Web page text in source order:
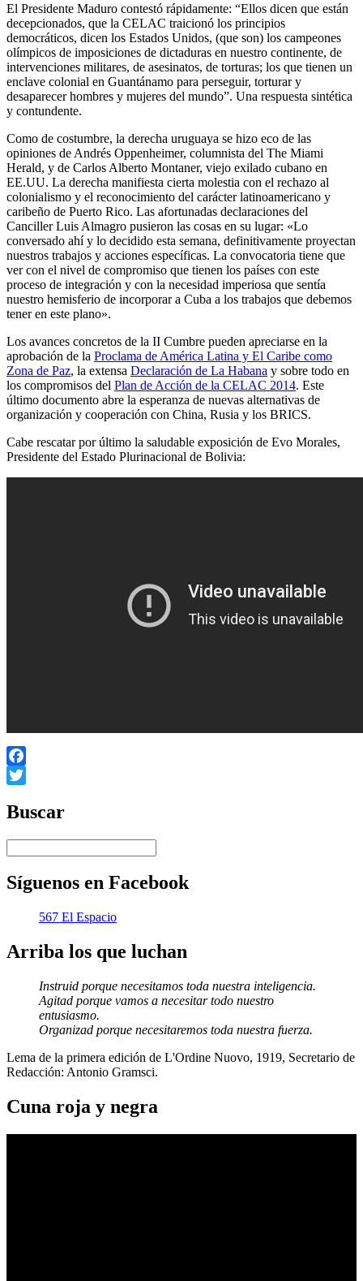
El Presidente Maduro contestó rápidamente: “Ellos dicen que están
decepcionados, que la CELAC traicionó los principios
democráticos, dicen los Estados Unidos, (que son) los campeones
olímpicos de imposiciones de dictaduras en nuestro continente, de
intervenciones militares, de asesinatos, de torturas; los que tienen un
enclave colonial en Guantánamo para perseguir, torturar y
desaparecer hombres y mujeres del mundo”. Una respuesta sintética
y contundente.
Como de costumbre, la derecha uruguaya se hizo eco de las
opiniones de Andrés Oppenheimer, columnista del The Miami
Herald, y de Carlos Alberto Montaner, viejo exilado cubano en
EE.UU. La derecha manifiesta cierta molestia con el rechazo al
colonialismo y el reconocimiento del carácter latinoamericano y
caribeño de Puerto Rico. Las afortunadas declaraciones del
Canciller Luis Almagro pusieron las cosas en su lugar: «Lo
conversado ahí y lo decidido esta semana, definitivamente proyectan
nuestros trabajos y acciones específicas. La convocatoria tiene que
ver con el nivel de compromiso que tienen los países con este
proceso de integración y con la necesidad imperiosa que sentía
nuestro hemisferio de incorporar a Cuba a los trabajos que debemos
tener en este plano».
Los avances concretos de la II Cumbre pueden apreciarse en la
aprobación de la Proclama de América Latina y El Caribe como
Zona de Paz, la extensa Declaración de La Habana y sobre todo en
los compromisos del Plan de Acción de la CELAC 2014. Este
último documento abre la esperanza de nuevas alternativas de
organización y cooperación con China, Rusia y los BRICS.
Cabe rescatar por último la saludable exposición de Evo Morales,
Presidente del Estado Plurinacional de Bolivia:
Facebook
Buscar
Síguenos en Facebook
567 El Espacio
Arriba los que luchan
Instruid porque necesitamos toda nuestra inteligencia.
Agitad porque vamos a necesitar todo nuestro
entusiasmo.
Organizad porque necesitaremos toda nuestra fuerza.
Lema de la primera edición de L'Ordine Nuovo, 1919, Secretario de
Redacción: Antonio Gramsci.
Cuna roja y negra